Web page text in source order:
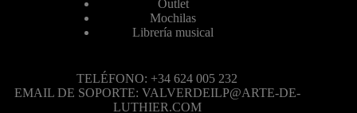
Outlet
Mochilas
Librería musical
TELÉFONO: +34 624 005 232
EMAIL DE SOPORTE: VALVERDEILP@ARTE-DE-
LUTHIER.COM